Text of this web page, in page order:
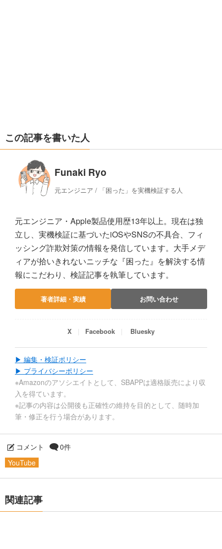
この記事を書いた人
Funaki Ryo
元エンジニア / 「困った」を実機検証する人
元エンジニア・Apple製品使用歴13年以上。現在は独
立し、実機検証に基づいたiOSやSNSの不具合、フィ
ッシング詐欺対策の情報を発信しています。大手メデ
ィアが拾いきれないニッチな『困った』を解決する情
報にこだわり、検証記事を執筆しています。
著者詳細・実績 お問い合わせ
X Facebook Bluesky
▶ 編集・検証ポリシー
▶ プライバシーポリシー
※Amazonのアソシエイトとして、SBAPPは適格販売により収
入を得ています。
※記事の内容は公開後も正確性の維持を目的として、随時加
筆・修正を行う場合があります。
コメント
0件
YouTube
関連記事